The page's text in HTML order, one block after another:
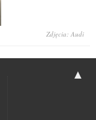
Zdjęcia: Audi
▲